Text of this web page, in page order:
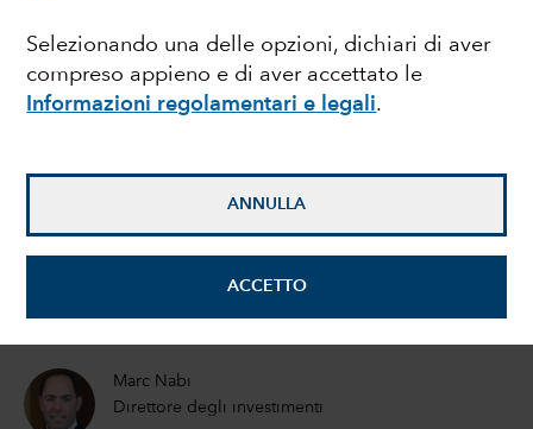
Selezionando una delle opzioni, dichiari di aver
compreso appieno e di aver accettato le
Informazioni regolamentari e legali.
ANNULLA
ACCETTO
dividendi in un mondo
inflazionistico
Hilda Applbaum
Gestore di portafoglio
Alfonso Barroso
Marc Nabi
Direttore degli investimenti